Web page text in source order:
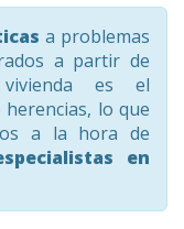
a problemas
a partir de
es el
lo que
a la hora de
en